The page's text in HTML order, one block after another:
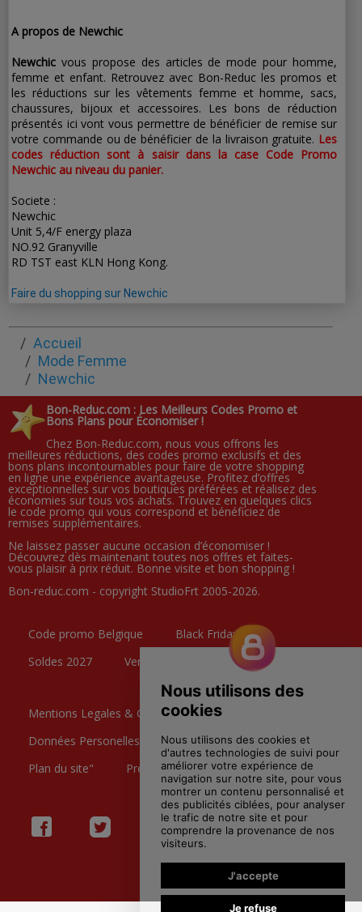
A propos de Newchic
Newchic vous propose des articles de mode pour homme,
femme et enfant. Retrouvez avec Bon-Reduc les promos et
les réductions sur les vêtements femme et homme, sacs,
chaussures, bijoux et accessoires. Les bons de réduction
présentés ici vont vous permettre de bénéficier de remise sur
votre commande ou de bénéficier de la livraison gratuite. Les
codes réduction sont à saisir dans la case Code Promo
Newchic au niveau du panier.
Societe :
Newchic
Unit 5,4/F energy plaza
NO.92 Granyville
RD TST east KLN Hong Kong.
Faire du shopping sur Newchic
Accueil
Mode Femme
Newchic
Bon-Reduc.com : Les Meilleurs Codes Promo et
Bons Plans pour Économiser !
Chez Bon-Reduc.com, nous vous offrons les
meilleures réductions, des codes promo exclusifs et des
bons plans incontournables pour faire de votre shopping
en ligne une expérience avantageuse. Profitez d’offres
exceptionnelles sur vos boutiques préférées et réalisez des
économies sur tous vos achats. Trouvez en quelques clics
le code promo qui vous correspond et bénéficiez de
remises supplémentaires.
Ne laissez passer aucune occasion d’économiser !
Découvrez dès maintenant toutes nos offres et faites-
vous plaisir à prix réduit. Bonne visite et bon shopping !
Bon-reduc.com - copyright StudioFrt 2005-2026.
Code promo Belgique
Black Friday
Soldes 2027
Ventes Privées
Mentions Legales & CGU
Données Personelles
Contactez nous
Plan du site"
Preference Cookies